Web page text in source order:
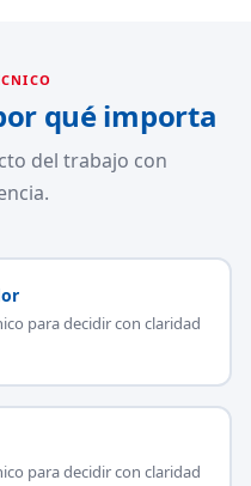
qué importa
del trabajo con
para decidir con claridad
para decidir con claridad